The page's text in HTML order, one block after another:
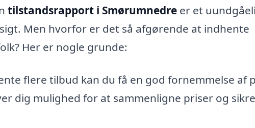
tilstandsrapport i Smørumnedre er et
Men hvorfor er det så afgørende at indhente
Her er nogle grunde:
flere tilbud kan du få en god fornemmelse af
dig mulighed for at sammenligne priser og